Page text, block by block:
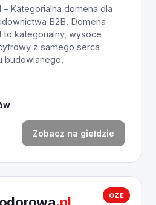
Kategorialna domena dla
B2B. Domena
to kategorialny, wysoce
z samego serca
budowlanego,
Zobacz na giełdzie
OZE